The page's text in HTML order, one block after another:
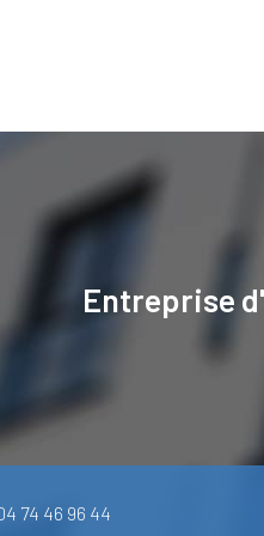
Entreprise
74 46 96 44